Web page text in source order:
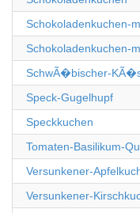
Schokoladenkuchen-
Schokoladenkuchen-
SchwÃ�bischer-
Speck-Gugelhupf
Speckkuchen
Tomaten-Basilikum-
Versunkener-
Versunkener-